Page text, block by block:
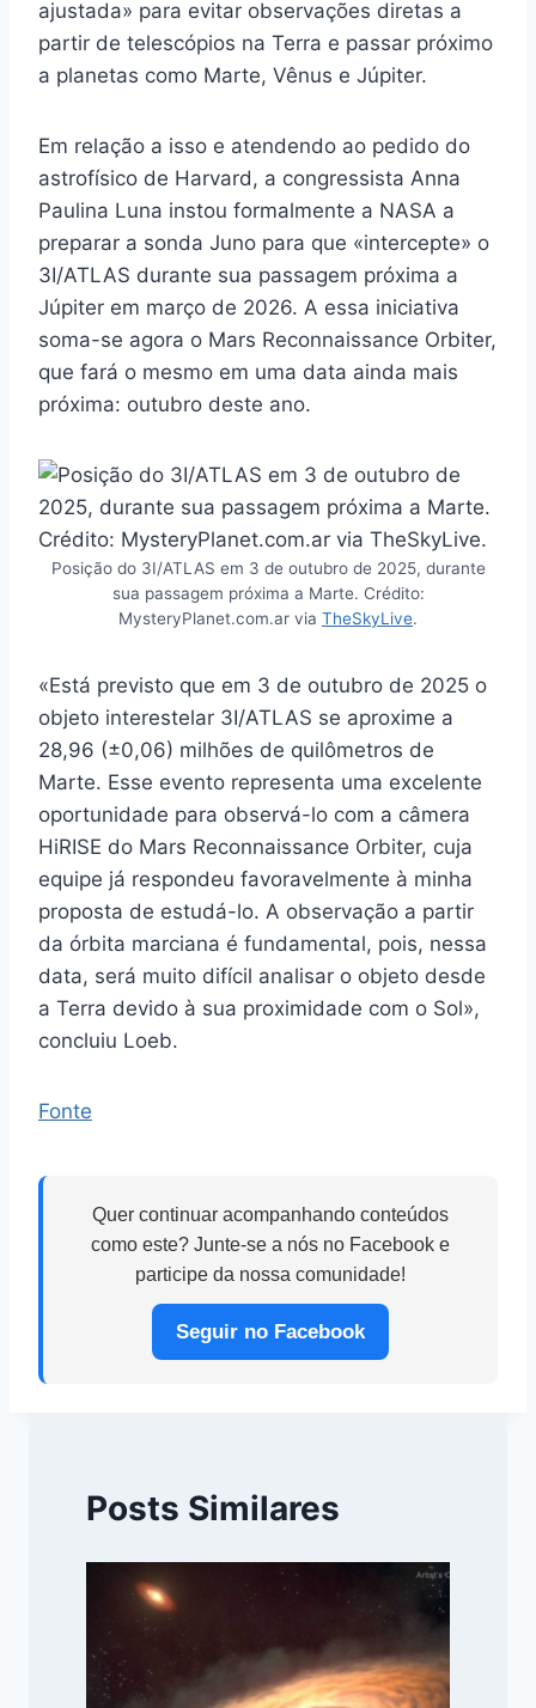
ajustada» para evitar observações diretas a
partir de telescópios na Terra e passar próximo
a planetas como Marte, Vênus e Júpiter.
Em relação a isso e atendendo ao pedido do
astrofísico de Harvard, a congressista Anna
Paulina Luna instou formalmente a NASA a
preparar a sonda Juno para que «intercepte» o
3I/ATLAS durante sua passagem próxima a
Júpiter em março de 2026. A essa iniciativa
soma-se agora o Mars Reconnaissance Orbiter,
que fará o mesmo em uma data ainda mais
próxima: outubro deste ano.
Posição do 3I/ATLAS em 3 de outubro de 2025, durante
sua passagem próxima a Marte. Crédito:
MysteryPlanet.com.ar via TheSkyLive.
«Está previsto que em 3 de outubro de 2025 o
objeto interestelar 3I/ATLAS se aproxime a
28,96 (±0,06) milhões de quilômetros de
Marte. Esse evento representa uma excelente
oportunidade para observá-lo com a câmera
HiRISE do Mars Reconnaissance Orbiter, cuja
equipe já respondeu favoravelmente à minha
proposta de estudá-lo. A observação a partir
da órbita marciana é fundamental, pois, nessa
data, será muito difícil analisar o objeto desde
a Terra devido à sua proximidade com o Sol»,
concluiu Loeb.
Fonte
Quer continuar acompanhando conteúdos
como este? Junte-se a nós no Facebook e
participe da nossa comunidade!
Seguir no Facebook
Posts Similares